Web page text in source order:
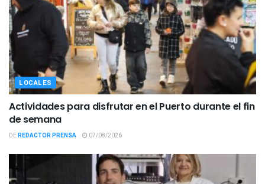
LOCALES
Actividades para disfrutar en el Puerto durante el fin
de semana
DEREDACTOR PRENSA 07/08/2026